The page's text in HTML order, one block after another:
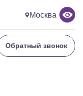
Москва
Обратный звонок